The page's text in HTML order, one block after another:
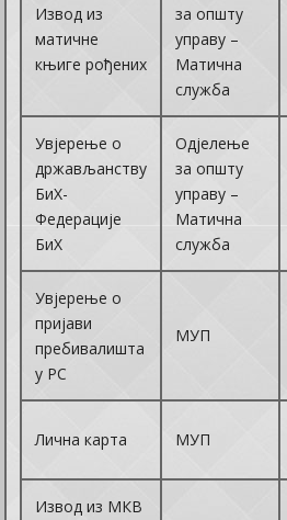
Извод из
матичне
књиге рођених
за општу
управу –
Матична
служба
Увјерење о
држављанству
БиХ-
Федерације
БиХ
Одјелење
за општу
управу –
Матична
служба
Увјерење о
пријави
пребивалишта
у РС
МУП
Лична карта МУП
Извод из МКВ